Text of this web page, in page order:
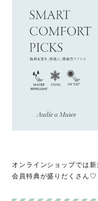
オンラインショップでは
会員特典が盛りだくさん♡